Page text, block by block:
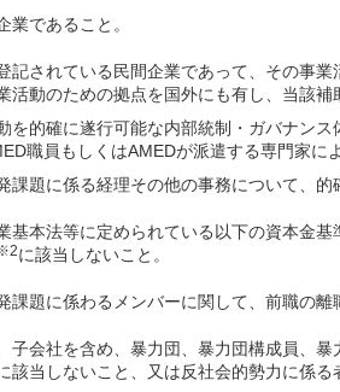
業であること。
記されている民間企業であって、その事
活動のための拠点を国外にも有し、当該
を的確に遂行可能な内部統制・ガバナン
職員もしくはAMEDが派遣する専門家に
課題に係る経理その他の事務について、的
基本法等に定められている以下の資本金
に該当しないこと。
課題に係わるメンバーに関して、前職の
子会社を含め、暴力団、暴力団構成員、
該当しないこと、又は反社会的勢力に係る